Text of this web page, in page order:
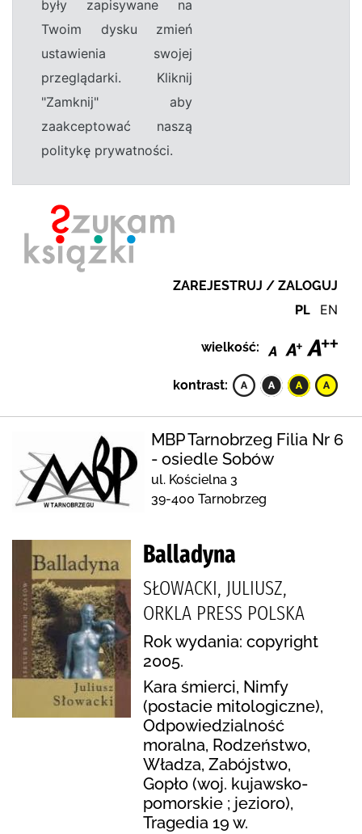
były zapisywane na
Twoim dysku zmień
ustawienia swojej
przeglądarki. Kliknij
"Zamknij" aby
zaakceptować naszą
politykę prywatności.
ZAREJESTRUJ / ZALOGUJ
PL EN
wielkość:
kontrast:
MBP Tarnobrzeg Filia Nr 6
- osiedle Sobów
ul. Kościelna 3
39-400 Tarnobrzeg
Balladyna
SŁOWACKI, JULIUSZ,
ORKLA PRESS POLSKA
Rok wydania: copyright
2005.
Kara śmierci, Nimfy
(postacie mitologiczne),
Odpowiedzialność
moralna, Rodzeństwo,
Władza, Zabójstwo,
Gopło (woj. kujawsko-
pomorskie ; jezioro),
Tragedia 19 w.